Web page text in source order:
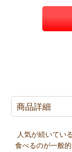
商品詳細
人気が続いてい
食べるのが一般的